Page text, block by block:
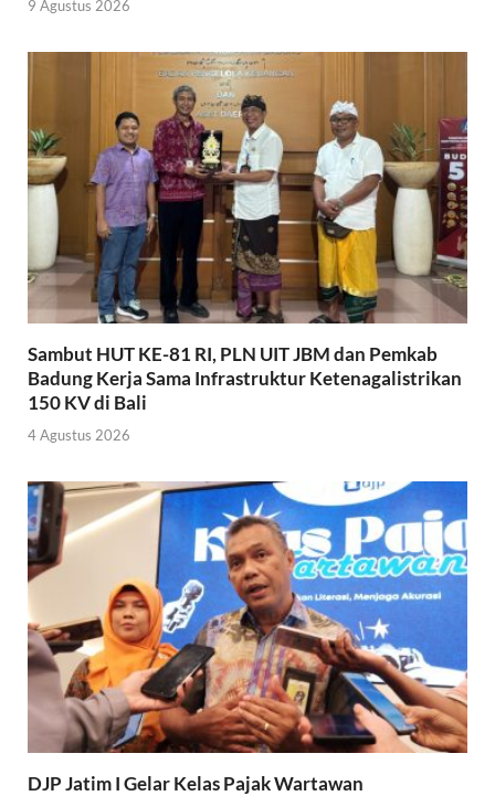
9 Agustus 2026
Sambut HUT KE-81 RI, PLN UIT JBM dan Pemkab
Badung Kerja Sama Infrastruktur Ketenagalistrikan
150 KV di Bali
4 Agustus 2026
DJP Jatim I Gelar Kelas Pajak Wartawan